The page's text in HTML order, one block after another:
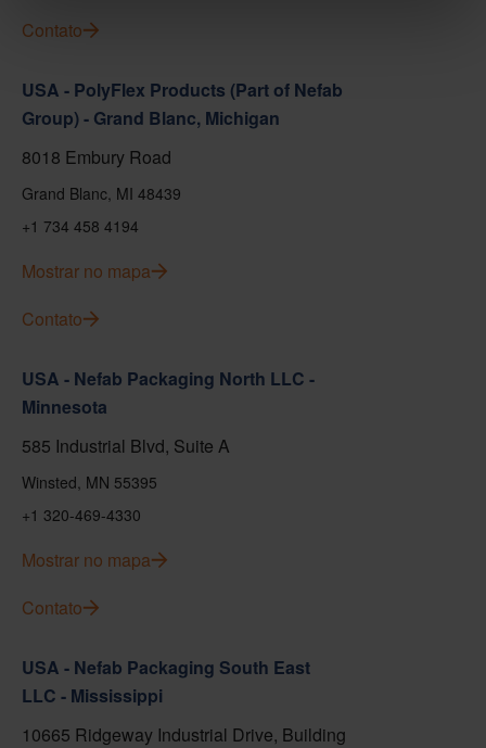
Contato
USA - PolyFlex Products (Part of Nefab
Group) - Grand Blanc, Michigan
8018 Embury Road
Grand Blanc, MI 48439
+1 734 458 4194
Mostrar no mapa
Contato
USA - Nefab Packaging North LLC -
Minnesota
585 Industrial Blvd, Suite A
Winsted, MN 55395
+1 320-469-4330
Mostrar no mapa
Contato
USA - Nefab Packaging South East
LLC - Mississippi
10665 Ridgeway Industrial Drive, Building